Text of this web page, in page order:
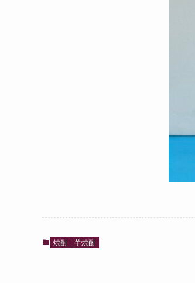
焼酎 芋焼酎